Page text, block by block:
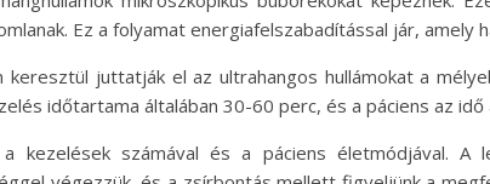
Ez a folyamat energiafelszabadítással jár, amely
juttatják el az ultrahangos hullámokat a
időtartama általában 30-60 perc, és a páciens az
kezelések számával és a páciens életmódjával. A